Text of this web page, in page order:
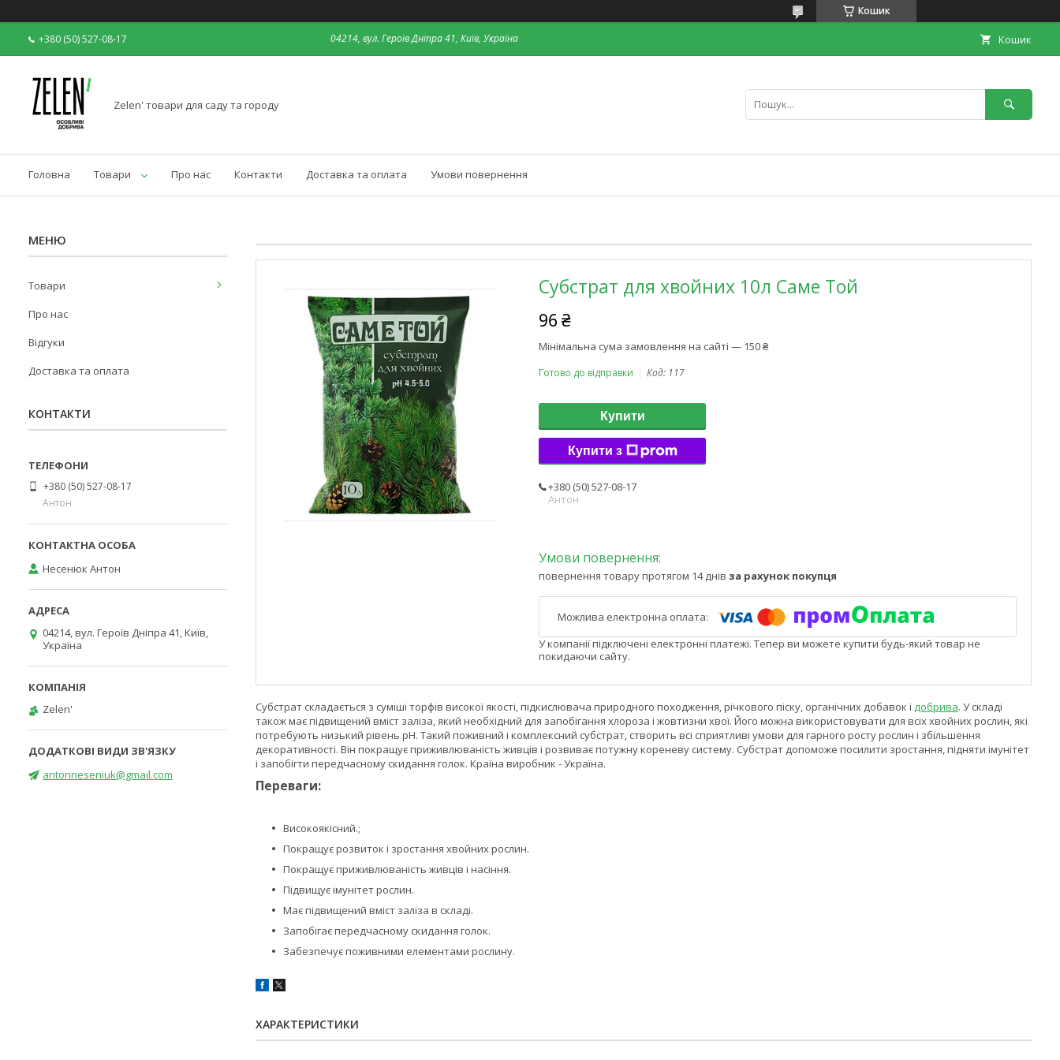
Кошик
+380 (50) 527-08-17 04214, вул. Героїв Дніпра 41, Київ, Україна Кошик
Zelen' товари для саду та городу
Головна Товари Про нас Контакти Доставка та оплата Умови повернення
Субстрат для хвойних 10л Саме Той
96 ₴
Мінімальна сума замовлення на сайті — 150 ₴
Готово до відправки Код: 117
Купити
Купити з
+380 (50) 527-08-17
Антон
повернення товару протягом 14 днів за рахунок покупця
У компанії підключені електронні платежі. Тепер ви можете купити будь-який товар не
покидаючи сайту.
Субстрат складається з суміші торфів високої якості, підкислювача природного походження, річкового піску, органічних добавок і добрива. У складі
також має підвищений вміст заліза, який необхідний для запобігання хлороза і жовтизни хвої. Його можна використовувати для всіх хвойних рослин, які
потребують низький рівень рН. Такий поживний і комплексний субстрат, створить всі сприятливі умови для гарного росту рослин і збільшення
декоративності. Він покращує приживлюваність живців і розвиває потужну кореневу систему. Субстрат допоможе посилити зростання, підняти імунітет
і запобігти передчасному скидання голок. Країна виробник - Україна.
Переваги:
Високоякісний.;
Покращує розвиток і зростання хвойних рослин.
Покращує приживлюваність живців і насіння.
Підвищує імунітет рослин.
Має підвищений вміст заліза в складі.
Запобігає передчасному скидання голок.
Забезпечує поживними елементами рослину.
ХАРАКТЕРИСТИКИ
Товари
Про нас
Відгуки
Доставка та оплата
КОНТАКТИ
+380 (50) 527-08-17
Антон
Несенюк Антон
04214, вул. Героїв Дніпра 41, Київ,
Україна
Zelen'
antonneseniuk@gmail.com